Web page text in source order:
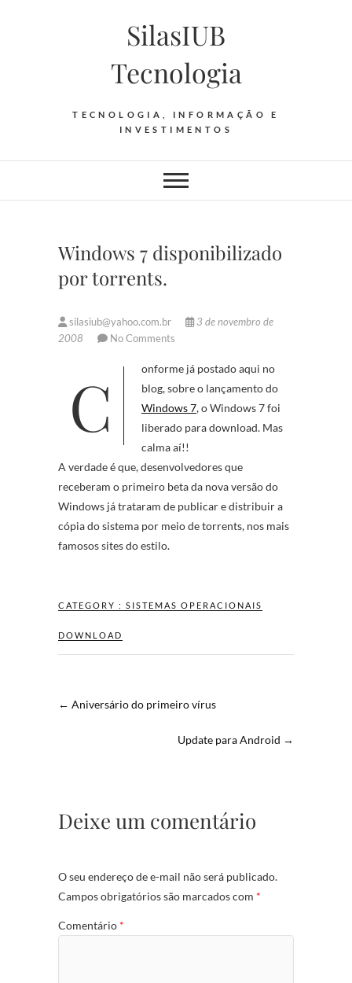
SilasIUB
Tecnologia
TECNOLOGIA, INFORMAÇÃO E
INVESTIMENTOS
Windows 7 disponibilizado
por torrents.
silasiub@yahoo.com.br
3 de novembro de
2008
No Comments
Conforme já postado aqui no
blog, sobre o lançamento do
Windows 7, o Windows 7 foi
liberado para download. Mas
calma aí!!
A verdade é que, desenvolvedores que
receberam o primeiro beta da nova versão do
Windows já trataram de publicar e distribuir a
cópia do sistema por meio de torrents, nos mais
famosos sites do estilo.
CATEGORY : SISTEMAS OPERACIONAIS
DOWNLOAD
← Aniversário do primeiro vírus
Update para Android →
Deixe um comentário
O seu endereço de e-mail não será publicado.
Campos obrigatórios são marcados com *
Comentário *